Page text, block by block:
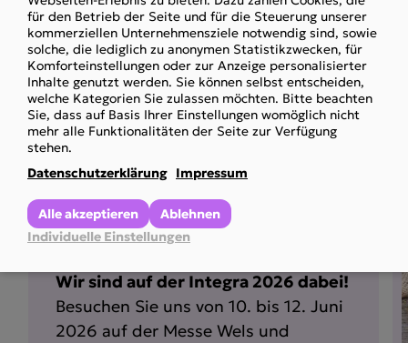
Zum Newsletter
anmelden
Weitere Newsbei­träge
Vortrag Behindertenpass
Wir sind auf der Integra 2026 dabei!
Besuchen Sie uns von 10. bis 12. Juni
2026 auf der Messe Wels und
personal
data
and
cookies
für den Betrieb der Seite und für die Steuerung unserer
kommerziellen Unternehmensziele notwendig sind, sowie
solche, die lediglich zu anonymen Statistikzwecken, für
Komforteinstellungen oder zur Anzeige personalisierter
Inhalte genutzt werden. Sie können selbst entscheiden,
welche Kategorien Sie zulassen möchten. Bitte beachten
Sie, dass auf Basis Ihrer Einstellungen womöglich nicht
mehr alle Funktionalitäten der Seite zur Verfügung
stehen.
Datenschutzerklärung Impressum
Individuelle Einstellungen
Ablehnen
Alle akzeptieren